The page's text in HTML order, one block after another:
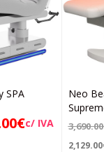
SPA
€c/ IVA
Neo
3,690.00
2,129.00